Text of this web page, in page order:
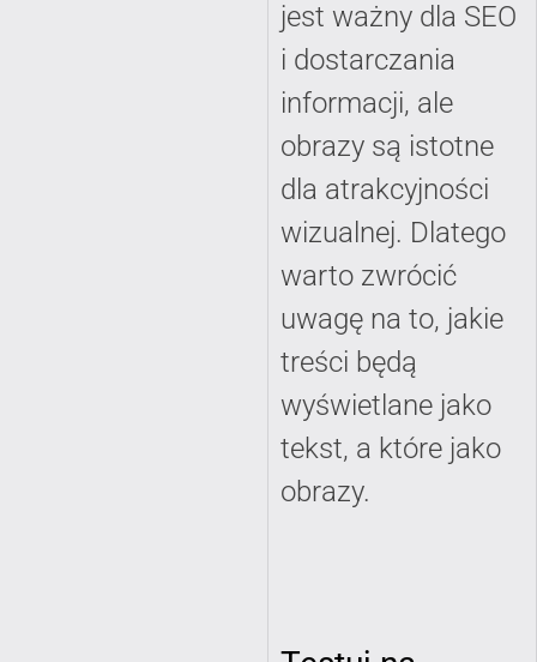
jest ważny dla SEO
i dostarczania
informacji, ale
obrazy są istotne
dla atrakcyjności
wizualnej. Dlatego
warto zwrócić
uwagę na to, jakie
treści będą
wyświetlane jako
tekst, a które jako
obrazy.